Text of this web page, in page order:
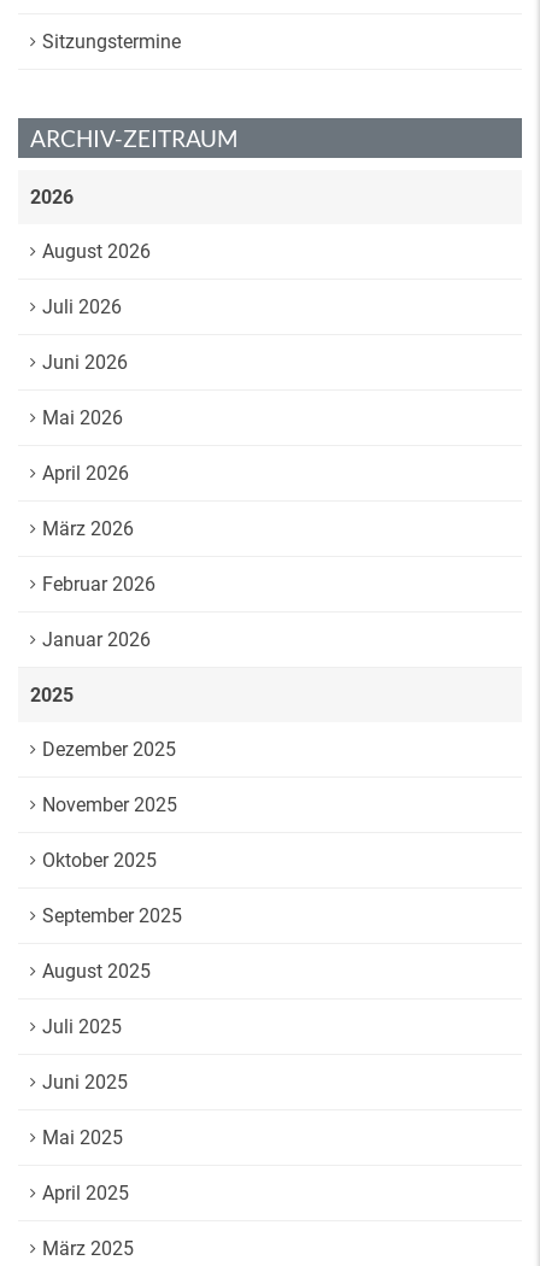
Sitzungstermine
ARCHIV-ZEITRAUM
2026
August 2026
Juli 2026
Juni 2026
Mai 2026
April 2026
März 2026
Februar 2026
Januar 2026
2025
Dezember 2025
November 2025
Oktober 2025
September 2025
August 2025
Juli 2025
Juni 2025
Mai 2025
April 2025
März 2025